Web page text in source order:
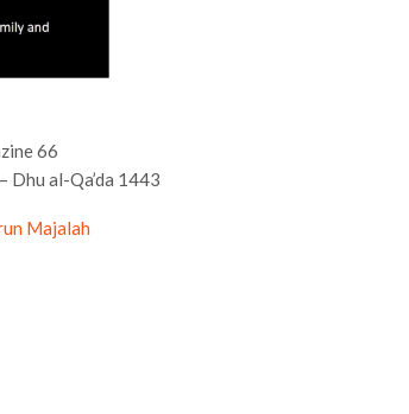
66
Dhu al-Qa’da 1443
Majalah